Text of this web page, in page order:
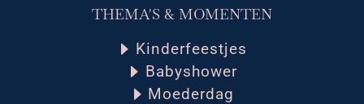
THEMA'S & MOMENTEN
Kinderfeestjes
Babyshower
Moederdag